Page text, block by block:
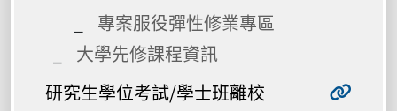
專案服役彈性修業專區
大學先修課程資訊
研究生學位考試/學士班離校